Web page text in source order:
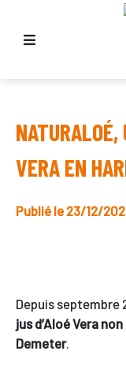
NATURALOÉ,
VERA EN
Publié le 23/12/
Depuis septembre
jus d’Aloé Vera
Demeter.